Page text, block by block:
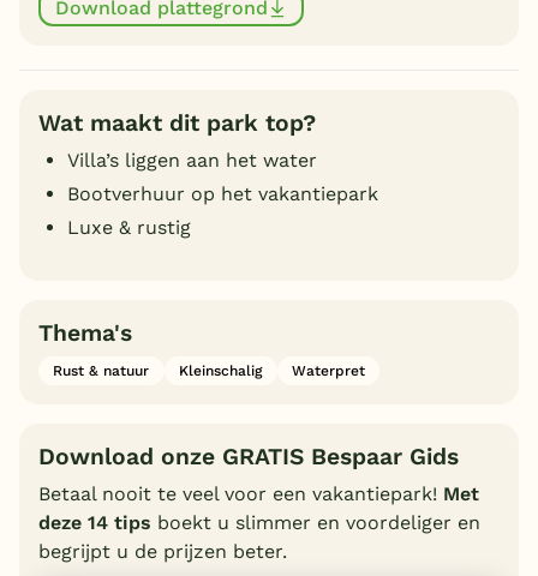
Download plattegrond
Wat maakt dit park top?
Villa’s liggen aan het water
Bootverhuur op het vakantiepark
Luxe & rustig
Thema's
Rust & natuur Kleinschalig Waterpret
Download onze GRATIS Bespaar Gids
Betaal nooit te veel voor een vakantiepark! Met
deze 14 tips boekt u slimmer en voordeliger en
begrijpt u de prijzen beter.